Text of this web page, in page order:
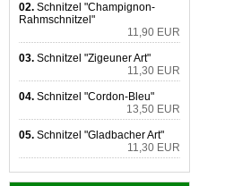
02. Schnitzel "Champignon-
Rahmschnitzel"
11,90 EUR
03. Schnitzel "Zigeuner Art"
11,30 EUR
04. Schnitzel "Cordon-Bleu"
13,50 EUR
05. Schnitzel "Gladbacher Art"
11,30 EUR